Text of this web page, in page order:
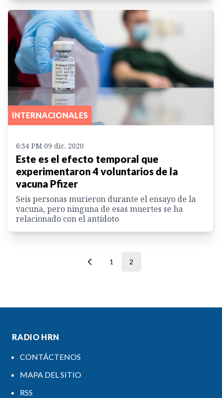
INTERNACIONALES
6:34 PM 09 dic. 2020
Este es el efecto temporal que
experimentaron 4 voluntarios de la
vacuna Pfizer
Seis personas murieron durante el ensayo de la
vacuna, pero ninguna de esas muertes se ha
relacionado con el antídoto
1 2
RADIO HRN
CONTÁCTENOS
MAPA DEL SITIO
RSS